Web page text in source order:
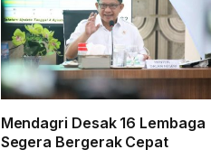
Mendagri Desak 16 Lembaga
Segera Bergerak Cepat